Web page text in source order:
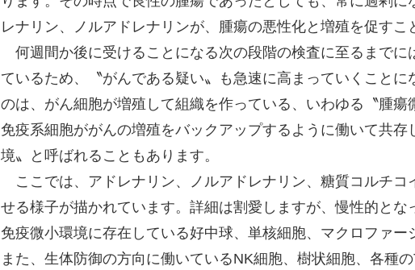
レナリン、ノルアドレナリンが、腫瘍の悪性化と増殖を促すこ
何週間か後に受けることになる次の段階の検査に至るまでに
ているため、〝がんである疑い〟も急速に高まっていくこと
のは、がん細胞が増殖して組織を作っている、いわゆる〝腫
免疫系細胞ががんの増殖をバックアップするように働いて共
境〟と呼ばれることもあります。
ここでは、アドレナリン、ノルアドレナリン、糖質コルチコ
せる様子が描かれています。詳細は割愛しますが、慢性的と
免疫微小環境に存在している好中球、単核細胞、マクロファー
また、生体防御の方向に働いているNK細胞、樹状細胞、各種